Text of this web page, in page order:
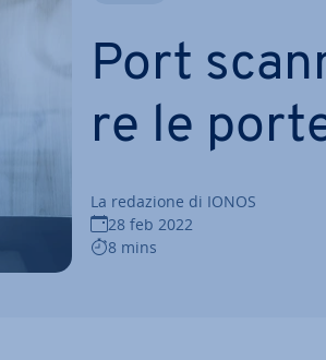
Port
re le
La redazione di IONOS
28 feb 2022
8 mins